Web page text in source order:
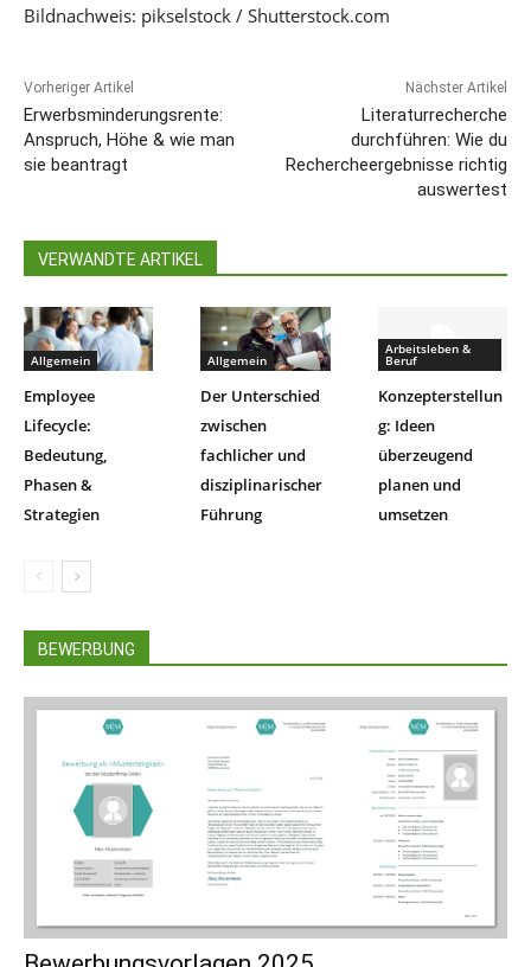
Bildnachweis: pikselstock / Shutterstock.com
Vorheriger Artikel
Erwerbsminderungsrente:
Anspruch, Höhe & wie man
sie beantragt
Nächster Artikel
Literaturrecherche
durchführen: Wie du
Rechercheergebnisse richtig
auswertest
VERWANDTE ARTIKEL
Allgemein
Employee
Lifecycle:
Bedeutung,
Phasen &
Strategien
Allgemein
Der Unterschied
zwischen
fachlicher und
disziplinarischer
Führung
Arbeitsleben &
Beruf
Konzepterstellun
g: Ideen
überzeugend
planen und
umsetzen
BEWERBUNG